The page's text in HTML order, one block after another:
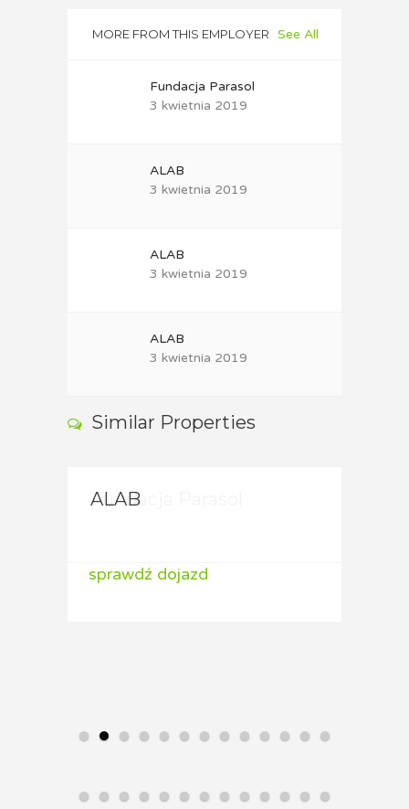
MORE FROM THIS EMPLOYER See All
Fundacja Parasol
3 kwietnia 2019
ALAB
3 kwietnia 2019
ALAB
3 kwietnia 2019
ALAB
3 kwietnia 2019
Similar Properties
Fundacja Parasol
sprawdź dojazd
ALAB
sprawdź dojazd